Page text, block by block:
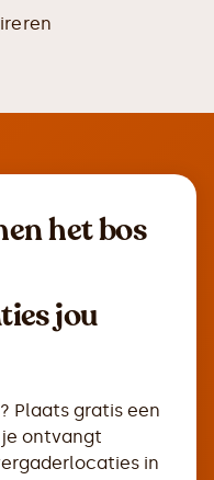
het bos
jou
Plaats gratis een
ontvangt
in